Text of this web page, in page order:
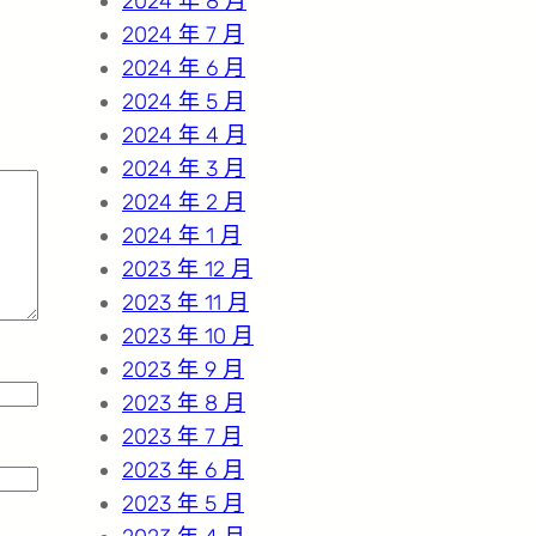
2024 年 7 月
2024 年 6 月
2024 年 5 月
2024 年 4 月
2024 年 3 月
2024 年 2 月
2024 年 1 月
2023 年 12 月
2023 年 11 月
2023 年 10 月
2023 年 9 月
2023 年 8 月
2023 年 7 月
2023 年 6 月
2023 年 5 月